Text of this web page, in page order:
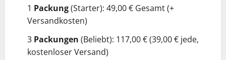
1 Packung(Starter): 49,00 € Gesamt (+
Versandkosten)
3 Packungen (Beliebt): 117,00 € (39,00 € jede,
kostenloser Versand)